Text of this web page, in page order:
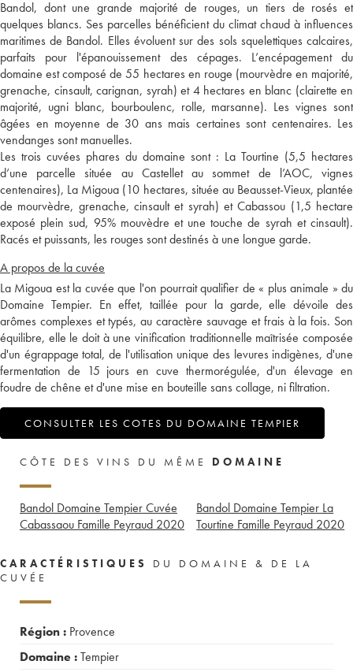
Bandol, dont une grande majorité de rouges, un tiers de rosés et
quelques blancs. Ses parcelles bénéficient du climat chaud à influences
maritimes de Bandol. Elles évoluent sur des sols squelettiques calcaires,
parfaits pour l'épanouissement des cépages. L’encépagement du
domaine est composé de 55 hectares en rouge (mourvèdre en majorité,
grenache, cinsault, carignan, syrah) et 4 hectares en blanc (clairette en
majorité, ugni blanc, bourboulenc, rolle, marsanne). Les vignes sont
âgées en moyenne de 30 ans mais certaines sont centenaires. Les
vendanges sont manuelles.
Les trois cuvées phares du domaine sont : La Tourtine (5,5 hectares
d’une parcelle située au Castellet au sommet de l’AOC, vignes
centenaires), La Migoua (10 hectares, située au Beausset-Vieux, plantée
de mourvèdre, grenache, cinsault et syrah) et Cabassou (1,5 hectare
exposé plein sud, 95% mouvèdre et une touche de syrah et cinsault).
Racés et puissants, les rouges sont destinés à une longue garde.
A propos de la cuvée
La Migoua est la cuvée que l'on pourrait qualifier de « plus animale » du
Domaine Tempier. En effet, taillée pour la garde, elle dévoile des
arômes complexes et typés, au caractère sauvage et frais à la fois. Son
équilibre, elle le doit à une vinification traditionnelle maîtrisée composée
d'un égrappage total, de l'utilisation unique des levures indigènes, d'une
fermentation de 15 jours en cuve thermorégulée, d'un élevage en
foudre de chêne et d'une mise en bouteille sans collage, ni filtration.
CONSULTER LES COTES DU DOMAINE TEMPIER
CÔTE DES VINS DU MÊME DOMAINE
Bandol Domaine Tempier Cuvée
Cabassaou Famille Peyraud 2020
Bandol Domaine Tempier La
Tourtine Famille Peyraud 2020
CARACTÉRISTIQUES
DU DOMAINE & DE LA
CUVÉE
Région : Provence
Domaine :Tempier